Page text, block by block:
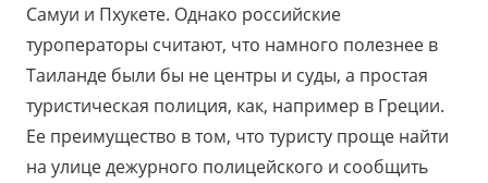
Самуи и Пхукете. Однако российские
туроператоры считают, что намного полезнее в
Таиланде были бы не центры и суды, а простая
туристическая полиция, как, например в Греции.
Ее преимущество в том, что туристу проще найти
на улице дежурного полицейского и сообщить